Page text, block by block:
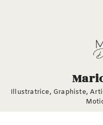
Illustratrice, Graphiste,